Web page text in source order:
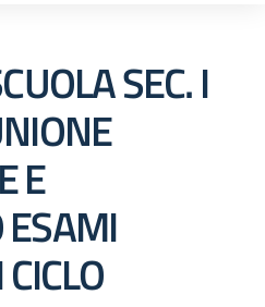
SEC. I
E
ESAMI